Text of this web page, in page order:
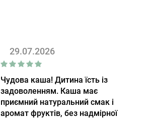
29.07.2026
Чудова каша! Дитина їсть із
задоволенням. Каша має
приємний натуральний смак і
аромат фруктів, без надмірної